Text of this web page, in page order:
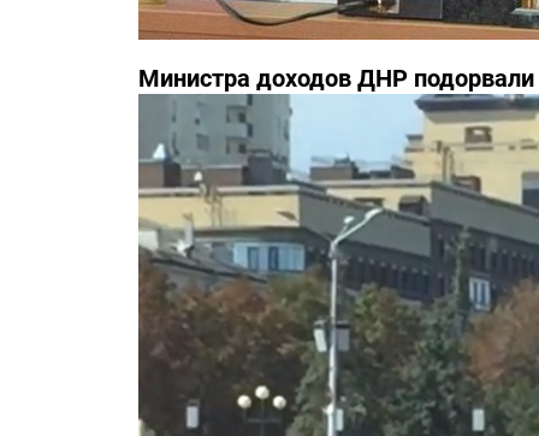
Министра доходов ДНР
известны